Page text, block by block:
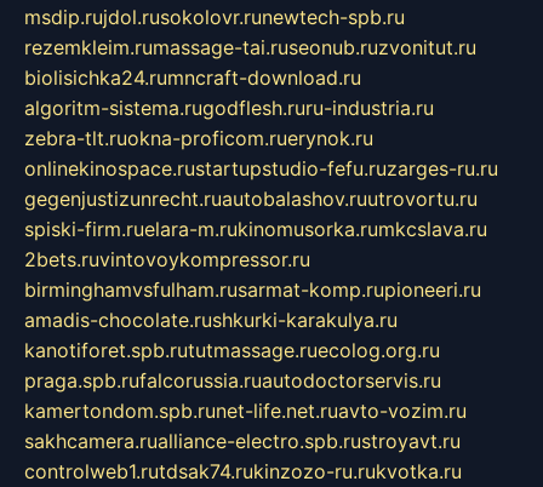
msdip.rujdol.rusokolovr.runewtech-spb.ru
rezemkleim.rumassage-tai.ruseonub.ruzvonitut.ru
biolisichka24.rumncraft-download.ru
algoritm-sistema.rugodflesh.ruru-industria.ru
zebra-tlt.ruokna-proficom.ruerynok.ru
onlinekinospace.rustartupstudio-fefu.ruzarges-ru.ru
gegenjustizunrecht.ruautobalashov.ruutrovortu.ru
spiski-firm.ruelara-m.rukinomusorka.rumkcslava.ru
2bets.ruvintovoykompressor.ru
birminghamvsfulham.rusarmat-komp.rupioneeri.ru
amadis-chocolate.rushkurki-karakulya.ru
kanotiforet.spb.rututmassage.ruecolog.org.ru
praga.spb.rufalcorussia.ruautodoctorservis.ru
kamertondom.spb.runet-life.net.ruavto-vozim.ru
sakhcamera.rualliance-electro.spb.rustroyavt.ru
controlweb1.rutdsak74.rukinzozo-ru.rukvotka.ru